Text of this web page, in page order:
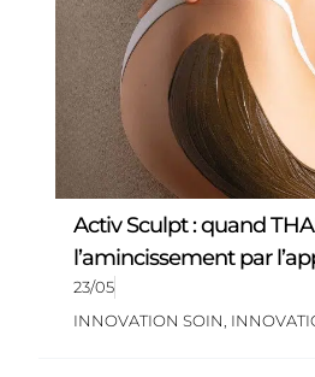
Activ Sculpt : quand
l’amincissement par
23/05
INNOVATION SOIN,